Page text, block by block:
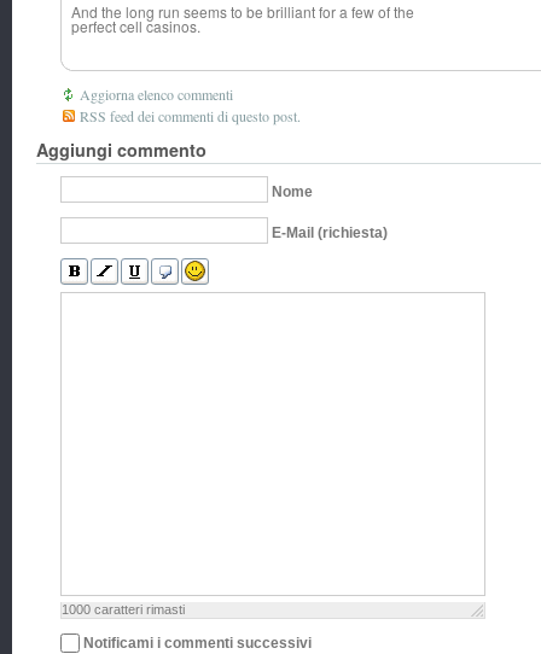
And the long run seems to be brilliant for a few of the
perfect cell casinos.
Aggiorna elenco commenti
RSS feed dei commenti di questo post.
Aggiungi commento
Nome
E-Mail (richiesta)
1000 caratteri rimasti
Notificami i commenti successivi